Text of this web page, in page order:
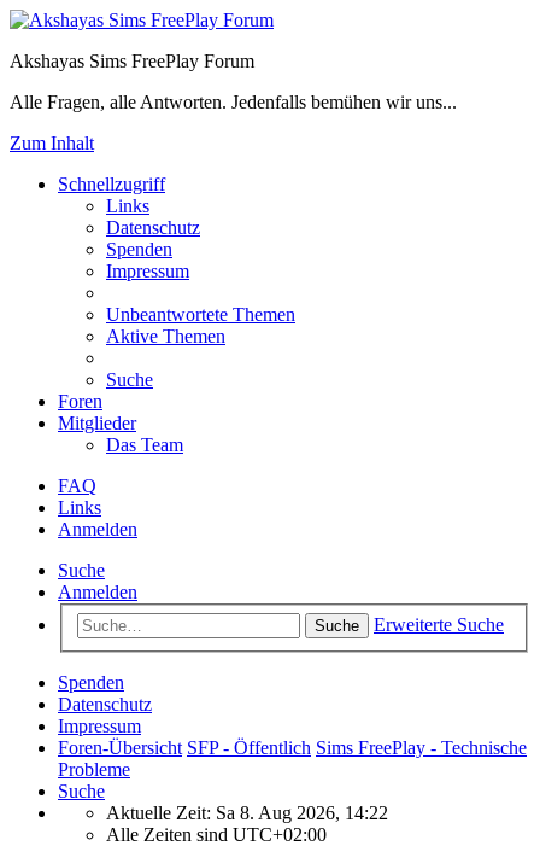
Akshayas Sims FreePlay Forum
Alle Fragen, alle Antworten. Jedenfalls bemühen wir uns...
Zum Inhalt
Schnellzugriff
Links
Datenschutz
Spenden
Impressum
Unbeantwortete Themen
Aktive Themen
Suche
Foren
Mitglieder
Das Team
FAQ
Links
Anmelden
Suche
Anmelden
Suche Erweiterte Suche
Spenden
Datenschutz
Impressum
Foren-Übersicht SFP - Öffentlich Sims FreePlay - Technische
Probleme
Suche
Aktuelle Zeit: Sa 8. Aug 2026, 14:22
Alle Zeiten sind UTC+02:00